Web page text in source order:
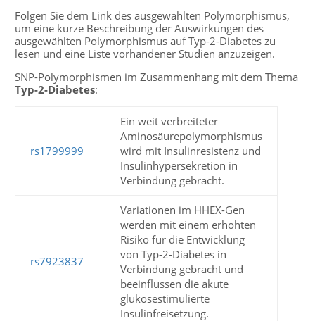
Folgen Sie dem Link des ausgewählten Polymorphismus,
um eine kurze Beschreibung der Auswirkungen des
ausgewählten Polymorphismus auf Typ-2-Diabetes zu
lesen und eine Liste vorhandener Studien anzuzeigen.
SNP-Polymorphismen im Zusammenhang mit dem Thema
Typ-2-Diabetes:
rs1799999
Ein weit verbreiteter
Aminosäurepolymorphismus
wird mit Insulinresistenz und
Insulinhypersekretion in
Verbindung gebracht.
rs7923837
Variationen im HHEX-Gen
werden mit einem erhöhten
Risiko für die Entwicklung
von Typ-2-Diabetes in
Verbindung gebracht und
beeinflussen die akute
glukosestimulierte
Insulinfreisetzung.